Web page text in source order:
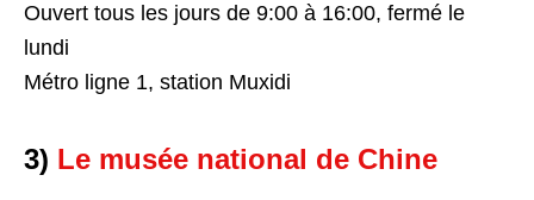
Ouvert tous les jours de 9:00 à 16:00, fermé le
lundi
Métro ligne 1, station Muxidi
3) Le musée national de Chine